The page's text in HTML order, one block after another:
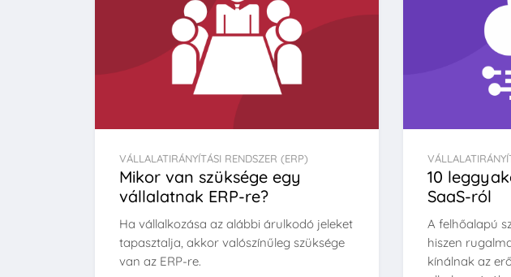
VÁLLALATIRÁNYÍTÁSI RENDSZER (ERP)
Mikor van szüksége egy
vállalatnak ERP-re?
Ha vállalkozása az alábbi árulkodó jeleket
tapasztalja, akkor valószínűleg szüksége
van az ERP-re.
10
SaaS-ról
A felhőalapú
hiszen
kínálnak az